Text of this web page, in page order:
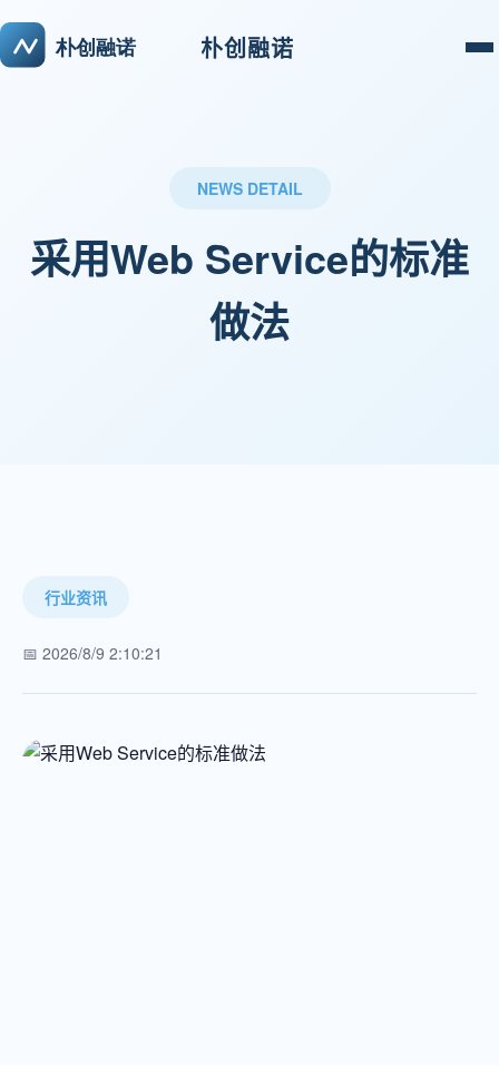
朴创融诺
NEWS DETAIL
采用Web Service的标准
做法
行业资讯
📅 2026/8/9 2:10:21